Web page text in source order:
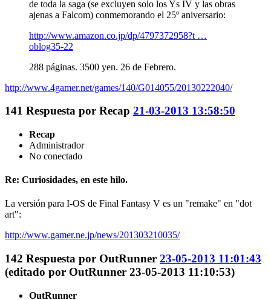
de toda la saga (se excluyen solo los Ys IV y las obras
ajenas a Falcom) conmemorando el 25º aniversario:
http://www.amazon.co.jp/dp/4797372958?t …
oblog35-22
288 páginas. 3500 yen. 26 de Febrero.
http://www.4gamer.net/games/140/G014055/20130222040/
141 Respuesta por Recap 21-03-2013 13:58:50
Recap
Administrador
No conectado
Re: Curiosidades, en este hilo.
La versión para I-OS de Final Fantasy V es un "remake" en "dot
art":
http://www.gamer.ne.jp/news/201303210035/
142 Respuesta por OutRunner 23-05-2013 11:01:43
(editado por OutRunner 23-05-2013 11:10:53)
OutRunner